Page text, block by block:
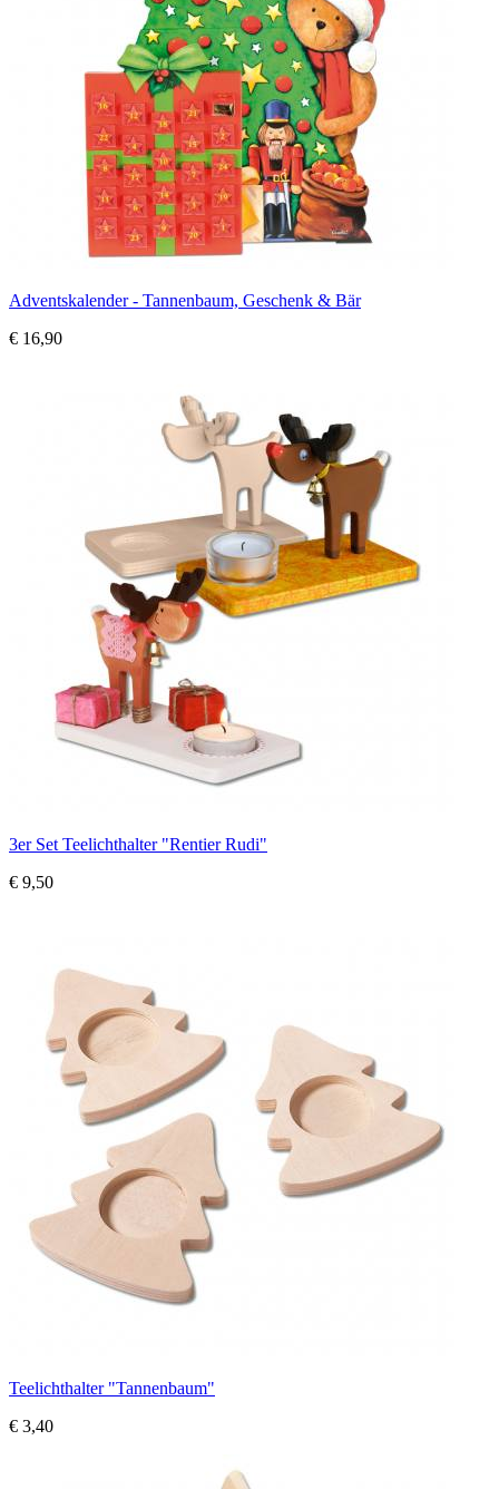
Adventskalender - Tannenbaum, Geschenk & Bär
€ 16,90
3er Set Teelichthalter "Rentier Rudi"
€ 9,50
Teelichthalter "Tannenbaum"
€ 3,40